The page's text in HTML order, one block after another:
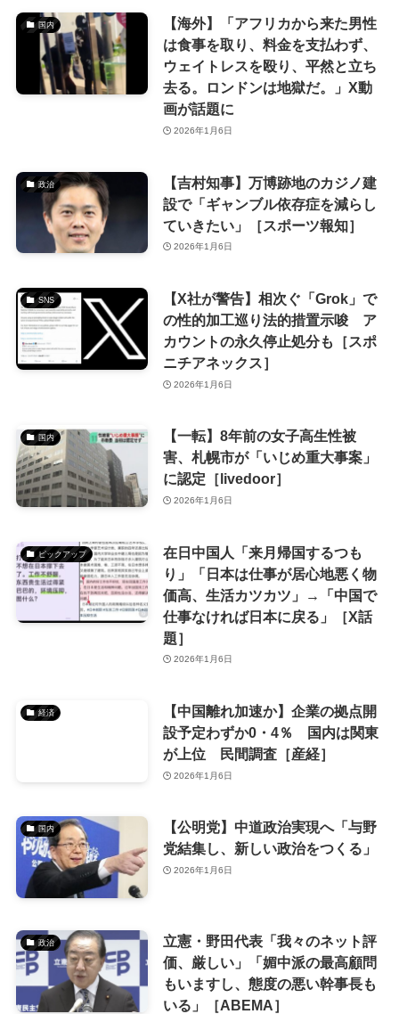
国内
【海外】「アフリカから来た男性
は食事を取り、料金を支払わず、
ウェイトレスを殴り、平然と立ち
去る。ロンドンは地獄だ。」X動
画が話題に
2026年1月6日
政治
【吉村知事】万博跡地のカジノ建
設で「ギャンブル依存症を減らし
ていきたい」［スポーツ報知］
2026年1月6日
SNS
【X社が警告】相次ぐ「Grok」で
の性的加工巡り法的措置示唆 ア
カウントの永久停止処分も［スポ
ニチアネックス］
2026年1月6日
国内
【一転】8年前の女子高生性被
害、札幌市が「いじめ重大事案」
に認定［livedoor］
2026年1月6日
ピックアップ
在日中国人「来月帰国するつも
り」「日本は仕事が居心地悪く物
価高、生活カツカツ」→「中国で
仕事なければ日本に戻る」［X話
題］
2026年1月6日
経済
【中国離れ加速か】企業の拠点開
設予定わずか0・4％ 国内は関東
が上位 民間調査［産経］
2026年1月6日
国内
【公明党】中道政治実現へ「与野
党結集し、新しい政治をつくる」
2026年1月6日
政治
立憲・野田代表「我々のネット評
価、厳しい」「媚中派の最高顧問
もいますし、態度の悪い幹事長も
いる」［ABEMA］